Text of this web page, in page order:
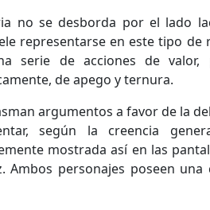
no se desborda por el lado
representarse en este tipo de
serie de acciones de valor,
de apego y ternura.
argumentos a favor de la
según la creencia
mostrada así en las
Ambos personajes poseen